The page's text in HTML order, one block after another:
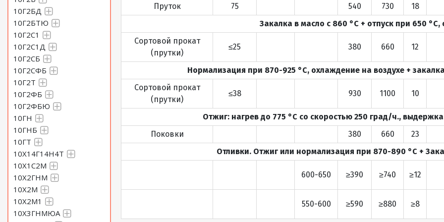
10Г2БД
10Г2БТЮ
10Г2С1
10Г2С1Д
10Г2СБ
10Г2СФБ
10Г2Т
10Г2ФБ
10Г2ФБЮ
10ГН
10ГНБ
10ГТ
10Х14Г14Н4Т
10Х1С2М
10Х2ГНМ
10Х2М
10Х2М1
10Х3ГНМЮА
Пруток 75 540 730
18
Закалка в масло с 860 °С + отпуск при 650
Сортовой прокат
(прутки)
≤25 380 660 12
Нормализация при 870-925 °С, охлаждение на воздухе +
Сортовой прокат
(прутки)
≤38 930 1100 10
Отжиг: нагрев до 775 °С со скоростью 250 град/ч.,
Поковки
380 660
23
Отливки. Отжиг или нормализация при 870-890 °C +
600-650 ≥390 ≥740 ≥12
550-600 ≥590 ≥880 ≥8